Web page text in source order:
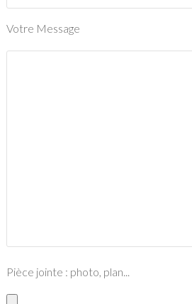
Votre Message
Pièce jointe : photo, plan...